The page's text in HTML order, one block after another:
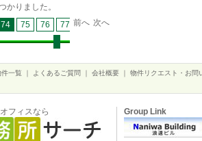
かりました。
74 75 76 77 78 79
前へ 次へ
件一覧 よくあるご質問 会社概要 物件リクエスト・お問
フィスなら Group Link